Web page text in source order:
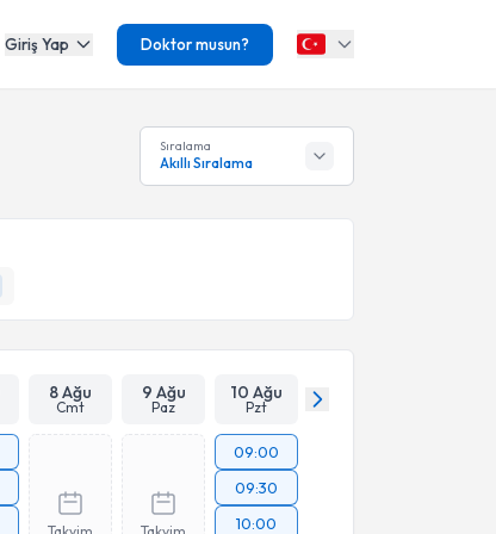
Giriş Yap Doktor musun?
Sıralama
Akıllı Sıralama
8 Ağu
Cmt
9 Ağu
Paz
10 Ağu
Pzt
09:00
09:30
10:00